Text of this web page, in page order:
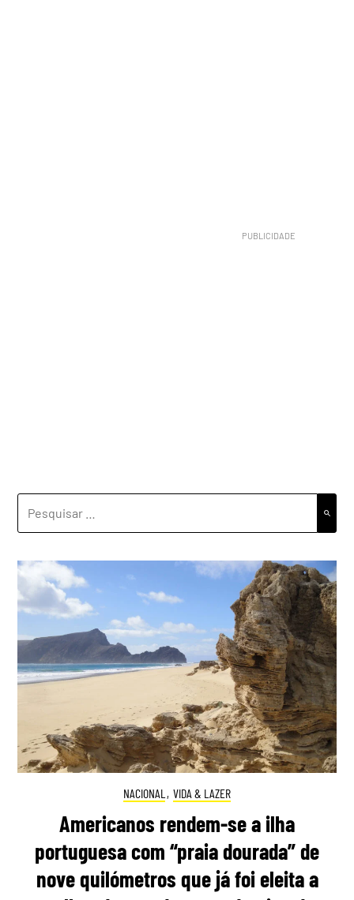
NACIONAL , VIDA & LAZER
Americanos rendem-se a ilha
portuguesa com “praia dourada” de
nove quilómetros que já foi eleita a